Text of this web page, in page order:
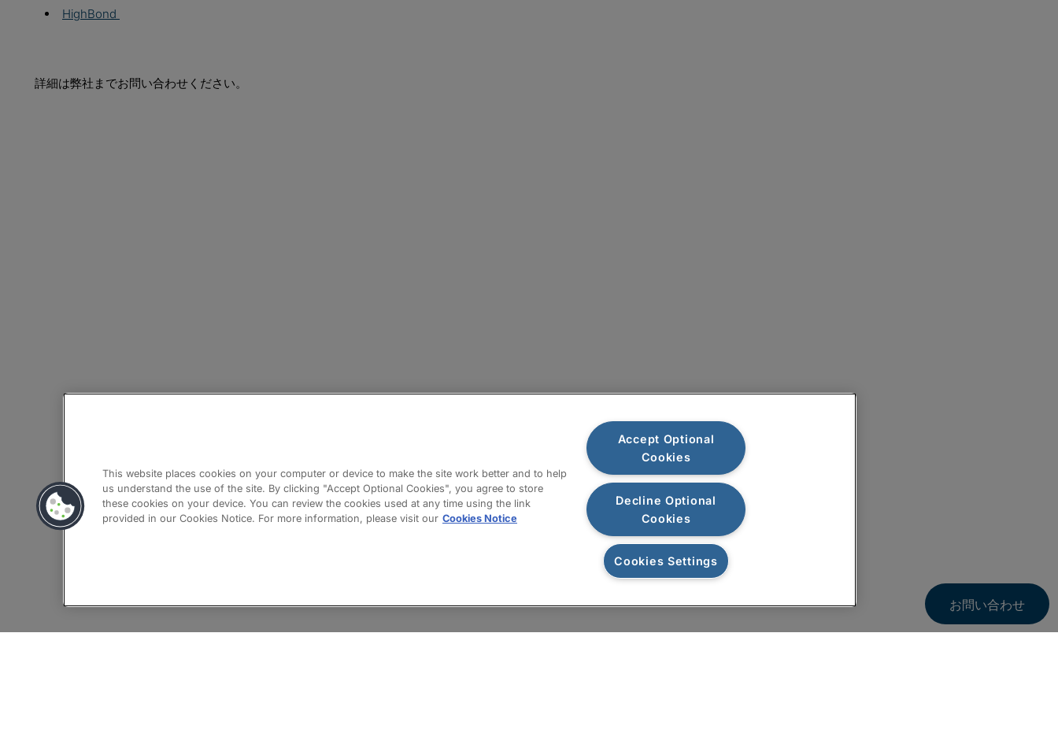
HighBond
詳細は弊社までお問い合わせください。
採用
お問合せフォーム
サイトマップ
お問い合わせ
This website places cookies on your computer or device to make the site work better and to help
us understand the use of the site. By clicking "Accept Optional Cookies", you agree to store
these cookies on your device. You can review the cookies used at any time using the link
provided in our Cookies Notice. For more information, please visit our Cookies Notice
Accept Optional
Cookies
Decline Optional
Cookies
Cookies Settings